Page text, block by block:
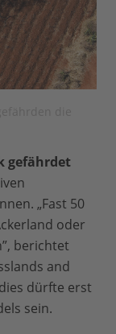
gefährdet
„Fast 50
oder
berichtet
and
dürfte erst
sein.